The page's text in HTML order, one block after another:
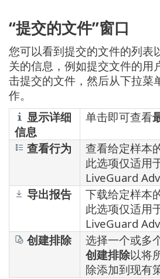
“提交的文件”窗口
您可以看到提交的文件的列表
关的信息，例如提交文件的用
击提交的文件，然后从下拉菜
作。
显示详细
信息
单击即可查看
查看行为
查看给定样本
此选项仅适用
LiveGuard
导出报告
下载给定样本
此选项仅适用
LiveGuard
创建排除
选择一个或多
创建排除以将
除添加到现有